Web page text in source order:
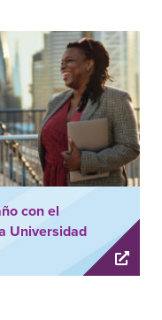
con el
Universidad